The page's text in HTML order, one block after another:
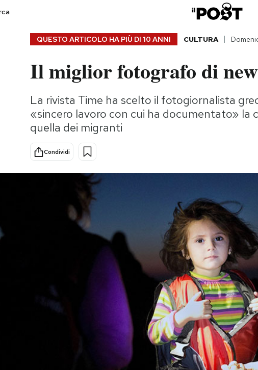
Consumismi
Storie/Idee
Ok Boomer!
Europa
QUESTO ARTICOLO HA PIÙ DI 10 ANNI CULTURA
Il miglior fotografo di
La rivista Time ha scelto il fotogiornalista
«sincero lavoro con cui ha documentato» la
quella dei migranti
Condividi